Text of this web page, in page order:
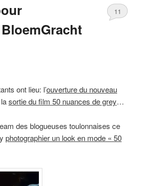
11
ont lieu: l’ouverture du nouveau
sortie du film 50 nuances de grey…
des blogueuses toulonnaises ce
photographier un look en mode « 50